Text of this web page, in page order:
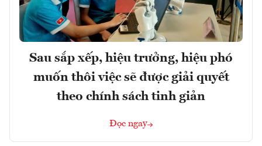
Sau sắp xếp, hiệu trưởng, hiệu phó
muốn thôi việc sẽ được giải quyết
theo chính sách tinh giản
Đọc ngay